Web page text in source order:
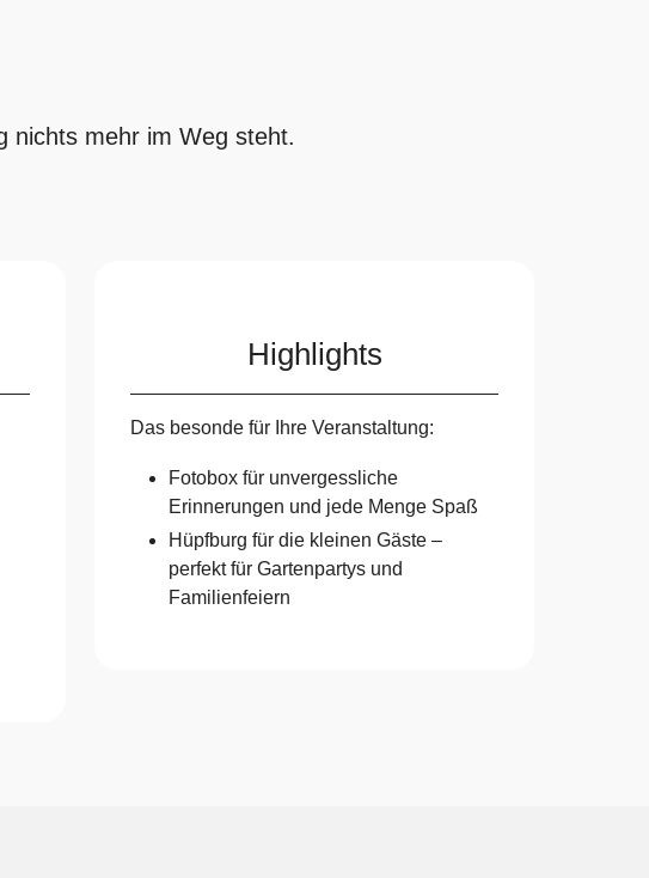
nichts mehr im Weg steht.
Highlights
Das besonde für Ihre Veranstaltung:
Fotobox für unvergessliche
Erinnerungen und jede Menge Spaß
Hüpfburg für die kleinen Gäste –
perfekt für Gartenpartys und
Familienfeiern